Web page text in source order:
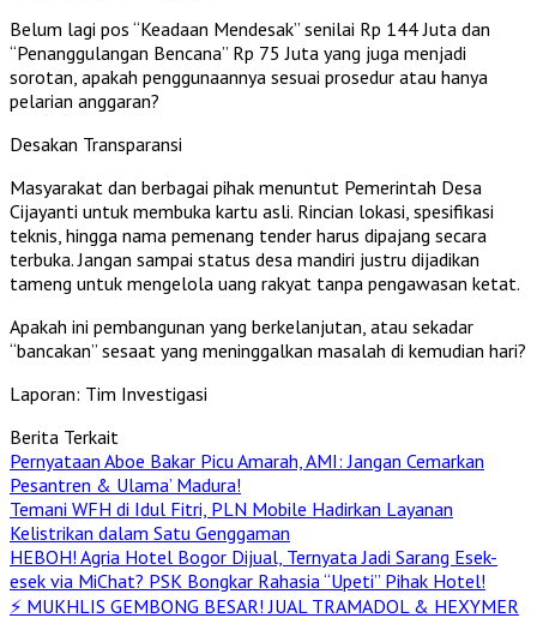
Belum lagi pos “Keadaan Mendesak” senilai Rp 144 Juta dan
“Penanggulangan Bencana” Rp 75 Juta yang juga menjadi
sorotan, apakah penggunaannya sesuai prosedur atau hanya
pelarian anggaran?
Desakan Transparansi
Masyarakat dan berbagai pihak menuntut Pemerintah Desa
Cijayanti untuk membuka kartu asli. Rincian lokasi, spesifikasi
teknis, hingga nama pemenang tender harus dipajang secara
terbuka. Jangan sampai status desa mandiri justru dijadikan
tameng untuk mengelola uang rakyat tanpa pengawasan ketat.
Apakah ini pembangunan yang berkelanjutan, atau sekadar
“bancakan” sesaat yang meninggalkan masalah di kemudian hari?
Laporan: Tim Investigasi
Berita Terkait
Pernyataan Aboe Bakar Picu Amarah, AMI: Jangan Cemarkan
Pesantren & Ulama’ Madura!
Temani WFH di Idul Fitri, PLN Mobile Hadirkan Layanan
Kelistrikan dalam Satu Genggaman
HEBOH! Agria Hotel Bogor Dijual, Ternyata Jadi Sarang Esek-
esek via MiChat? PSK Bongkar Rahasia “Upeti” Pihak Hotel!
⚡ MUKHLIS GEMBONG BESAR! JUAL TRAMADOL & HEXYMER